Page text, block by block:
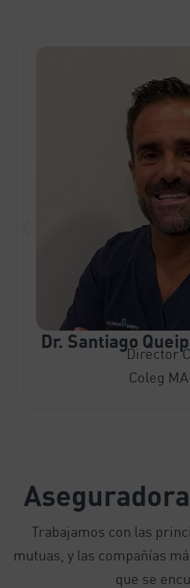
Dr. Santiago
Director
Coleg
Trabajamos con las
mutuas, y las compañías
que se